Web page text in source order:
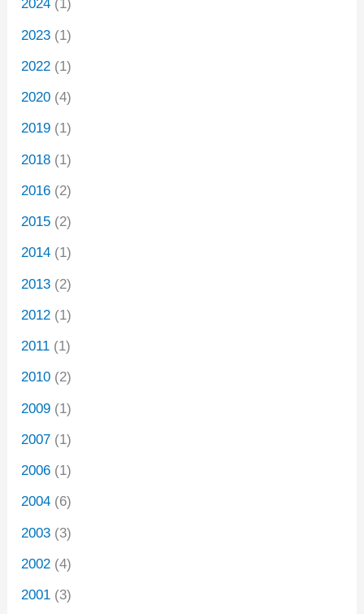
2024 (1)
2023 (1)
2022 (1)
2020 (4)
2019 (1)
2018 (1)
2016 (2)
2015 (2)
2014 (1)
2013 (2)
2012 (1)
2011 (1)
2010 (2)
2009 (1)
2007 (1)
2006 (1)
2004 (6)
2003 (3)
2002 (4)
2001 (3)